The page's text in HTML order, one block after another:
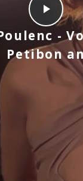
-
Petibon